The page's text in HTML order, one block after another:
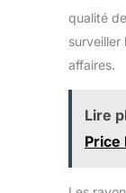
qualité
surveiller
affaires.
Lire
Price